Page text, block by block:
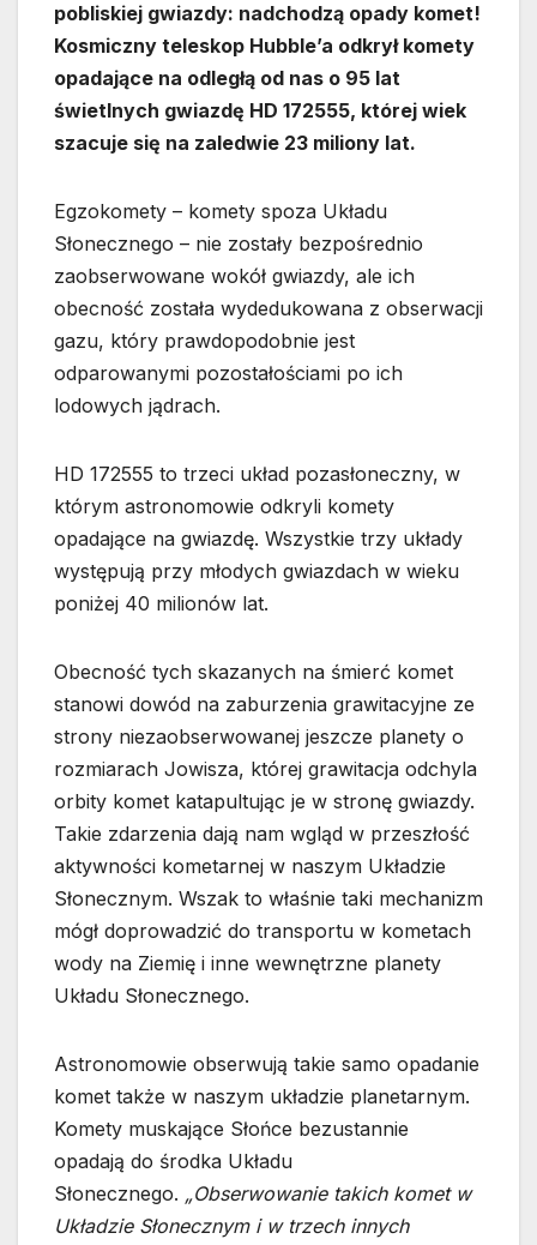
pobliskiej gwiazdy: nadchodzą opady komet!
Kosmiczny teleskop Hubble’a odkrył komety
opadające na odległą od nas o 95 lat
świetlnych gwiazdę HD 172555, której wiek
szacuje się na zaledwie 23 miliony lat.
Egzokomety – komety spoza Układu
Słonecznego – nie zostały bezpośrednio
zaobserwowane wokół gwiazdy, ale ich
obecność została wydedukowana z obserwacji
gazu, który prawdopodobnie jest
odparowanymi pozostałościami po ich
lodowych jądrach.
HD 172555 to trzeci układ pozasłoneczny, w
którym astronomowie odkryli komety
opadające na gwiazdę. Wszystkie trzy układy
występują przy młodych gwiazdach w wieku
poniżej 40 milionów lat.
Obecność tych skazanych na śmierć komet
stanowi dowód na zaburzenia grawitacyjne ze
strony niezaobserwowanej jeszcze planety o
rozmiarach Jowisza, której grawitacja odchyla
orbity komet katapultując je w stronę gwiazdy.
Takie zdarzenia dają nam wgląd w przeszłość
aktywności kometarnej w naszym Układzie
Słonecznym. Wszak to właśnie taki mechanizm
mógł doprowadzić do transportu w kometach
wody na Ziemię i inne wewnętrzne planety
Układu Słonecznego.
Astronomowie obserwują takie samo opadanie
komet także w naszym układzie planetarnym.
Komety muskające Słońce bezustannie
opadają do środka Układu
Słonecznego. „Obserwowanie takich komet w
Układzie Słonecznym i w trzech innych